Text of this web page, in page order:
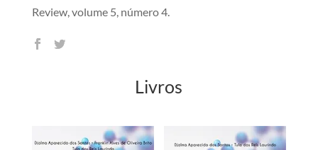
Review, volume 5, número 4.
Livros